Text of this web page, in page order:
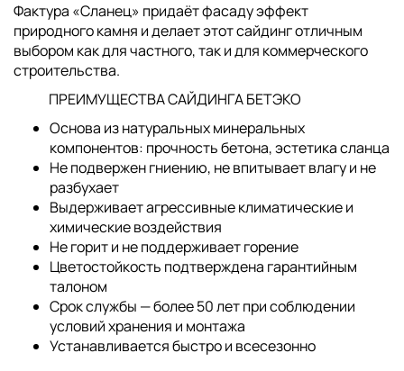
Фактура «Сланец» придаёт фасаду эффект
природного камня и делает этот сайдинг отличным
выбором как для частного, так и для коммерческого
строительства.
ПРЕИМУЩЕСТВА САЙДИНГА БЕТЭКО
Основа из натуральных минеральных
компонентов: прочность бетона, эстетика сланца
Не подвержен гниению, не впитывает влагу и не
разбухает
Выдерживает агрессивные климатические и
химические воздействия
Не горит и не поддерживает горение
Цветостойкость подтверждена гарантийным
талоном
Срок службы — более 50 лет при соблюдении
условий хранения и монтажа
Устанавливается быстро и всесезонно